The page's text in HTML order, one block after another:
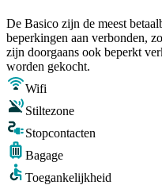
De Basico zijn de meest
beperkingen aan verbonden,
zijn doorgaans ook beperkt
worden gekocht.
Wifi
Stiltezone
Stopcontacten
Bagage
Toegankelijkheid